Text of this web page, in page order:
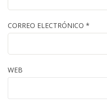
CORREO ELECTRÓNICO *
WEB